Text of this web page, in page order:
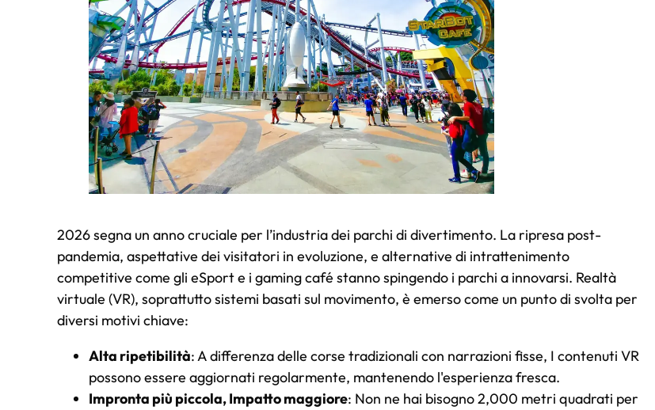
2026 segna un anno cruciale per l’industria dei parchi di divertimento. La ripresa post-
pandemia, aspettative dei visitatori in evoluzione, e alternative di intrattenimento
competitive come gli eSport e i gaming café stanno spingendo i parchi a innovarsi. Realtà
virtuale (VR), soprattutto sistemi basati sul movimento, è emerso come un punto di svolta per
diversi motivi chiave:
Alta ripetibilità: A differenza delle corse tradizionali con narrazioni fisse, I contenuti VR
possono essere aggiornati regolarmente, mantenendo l'esperienza fresca.
Impronta più piccola, Impatto maggiore: Non ne hai bisogno 2,000 metri quadrati per